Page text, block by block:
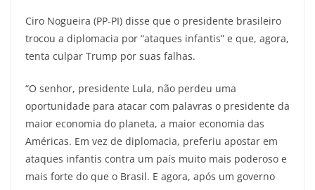
Ciro Nogueira (PP-PI) disse que o presidente brasileiro
trocou a diplomacia por “ataques infantis” e que, agora,
tenta culpar Trump por suas falhas.
“O senhor, presidente Lula, não perdeu uma
oportunidade para atacar com palavras o presidente da
maior economia do planeta, a maior economia das
Américas. Em vez de diplomacia, preferiu apostar em
ataques infantis contra um país muito mais poderoso e
mais forte do que o Brasil. E agora, após um governo